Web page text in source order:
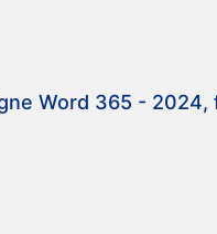
Word 365 - 2024,